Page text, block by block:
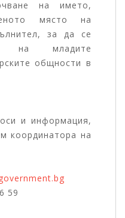
на името,
място на
за да се
на младите
общности в
и информация,
координатора на
59